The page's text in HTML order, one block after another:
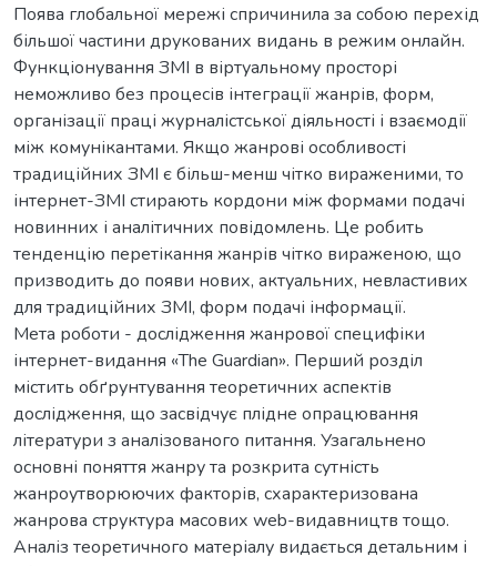
Поява глобальної мережі спричинила за собою перехід
більшої частини друкованих видань в режим онлайн.
Функціонування ЗМІ в віртуальному просторі
неможливо без процесів інтеграції жанрів, форм,
організації праці журналістської діяльності і взаємодії
між комунікантами. Якщо жанрові особливості
традиційних ЗМІ є більш-менш чітко вираженими, то
інтернет-ЗМІ стирають кордони між формами подачі
новинних і аналітичних повідомлень. Це робить
тенденцію перетікання жанрів чітко вираженою, що
призводить до появи нових, актуальних, невластивих
для традиційних ЗМІ, форм подачі інформації.
Мета роботи - дослідження жанрової специфіки
інтернет-видання «The Guardian». Перший розділ
містить обґрунтування теоретичних аспектів
дослідження, що засвідчує плідне опрацювання
літератури з аналізованого питання. Узагальнено
основні поняття жанру та розкрита сутність
жанроутворюючих факторів, схарактеризована
жанрова структура масових web-видавництв тощо.
Аналіз теоретичного матеріалу видається детальним і